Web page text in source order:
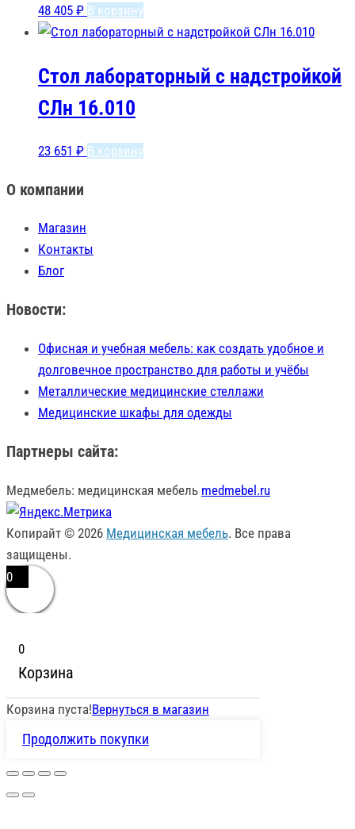
48 405 ₽ В корзину
Стол лабораторный с надстройкой
СЛн 16.010
23 651 ₽ В корзину
О компании
Магазин
Контакты
Блог
Новости:
Офисная и учебная мебель: как создать удобное и
долговечное пространство для работы и учёбы
Металлические медицинские стеллажи
Медицинские шкафы для одежды
Партнеры сайта:
Медмебель: медицинская мебель medmebel.ru
Копирайт © 2026 Медицинская мебель. Все права
защищены.
0
0
Корзина
Корзина пуста!Вернуться в магазин
Продолжить покупки